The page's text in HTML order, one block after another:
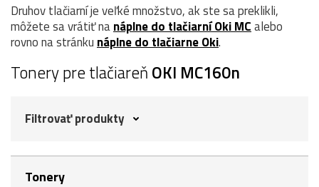
Druhov tlačiarní je veľké množstvo, ak ste sa preklikli,
môžete sa vrátiť nanáplne do tlačiarní Oki MCalebo
rovno na stránku náplne do tlačiarne Oki.
Tonery pre tlačiareň OKI MC160n
Filtrovať produkty
Tonery